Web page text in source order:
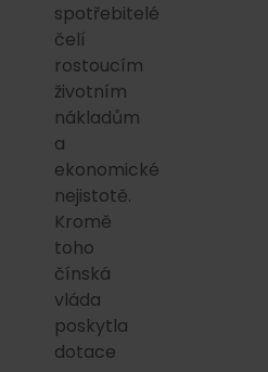
spotřebitelé
čelí
rostoucím
životním
nákladům
a
ekonomické
nejistotě.
Kromě
toho
čínská
vláda
poskytla
dotace